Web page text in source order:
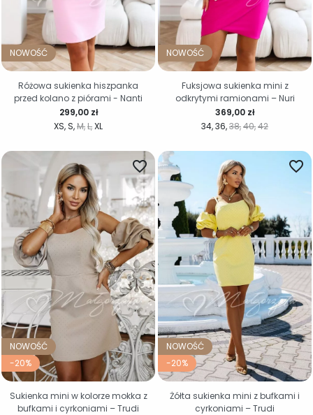
NOWOŚĆ
XS S M L XL
Cena
299,00 zł
Różowa sukienka hiszpanka
przed kolano z piórami - Nanti
NOWOŚĆ
34 36 38 40 42
Cena
369,00 zł
Fuksjowa sukienka mini z
odkrytymi ramionami – Nuri
NOWOŚĆ
-20%
favorite_border
Sukienka mini w kolorze mokka z
bufkami i cyrkoniami – Trudi
NOWOŚĆ
-20%
favorite_border
Żółta sukienka mini z bufkami i
cyrkoniami – Trudi